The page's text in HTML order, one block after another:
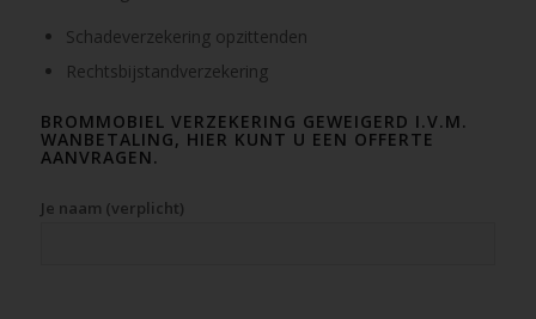
Schadeverzekering opzittenden
Rechtsbijstandverzekering
BROMMOBIEL VERZEKERING GEWEIGERD I.V.M.
WANBETALING, HIER KUNT U EEN OFFERTE
AANVRAGEN.
Je naam (verplicht)